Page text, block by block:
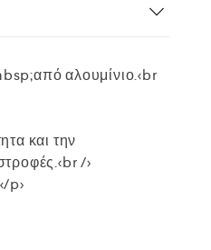
αλουμίνιο.<br
και την
/>
p>